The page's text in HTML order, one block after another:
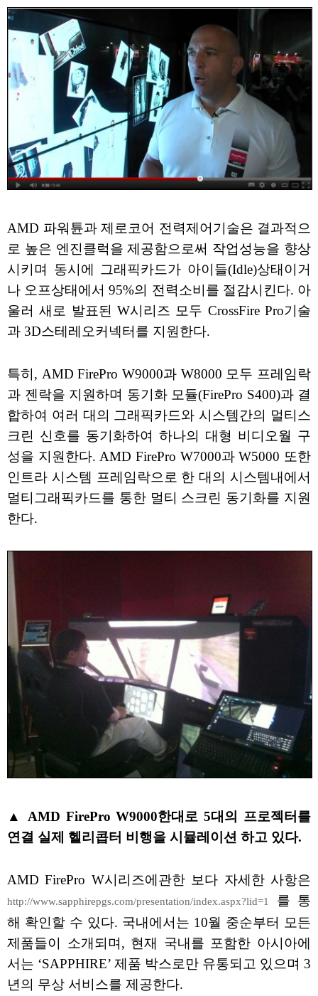
AMD 파워튠과 제로코어 전력제어기술은 결과적으
로 높은 엔진클럭을 제공함으로써 작업성능을 향상
시키며 동시에 그래픽카드가 아이들(Idle)상태이거
나 오프상태에서 95%의 전력소비를 절감시킨다. 아
울러 새로 발표된 W시리즈 모두 CrossFire Pro기술
과 3D스테레오커넥터를 지원한다.
특히, AMD FirePro W9000과 W8000 모두 프레임락
과 젠락을 지원하며 동기화 모듈(FirePro S400)과 결
합하여 여러 대의 그래픽카드와 시스템간의 멀티스
크린 신호를 동기화하여 하나의 대형 비디오월 구
성을 지원한다. AMD FirePro W7000과 W5000 또한
인트라 시스템 프레임락으로 한 대의 시스템내에서
멀티그래픽카드를 통한 멀티 스크린 동기화를 지원
한다.
▲ AMD FirePro W9000한대로 5대의 프로젝터를
연결 실제 헬리콥터 비행을 시뮬레이션 하고 있다.
AMD FirePro W시리즈에관한 보다 자세한 사항은
http://www.sapphirepgs.com/presentation/index.aspx?lid=1
를 통
해 확인할 수 있다. 국내에서는 10월 중순부터 모든
제품들이 소개되며, 현재 국내를 포함한 아시아에
서는 ‘SAPPHIRE’ 제품 박스로만 유통되고 있으며 3
년의 무상 서비스를 제공한다.